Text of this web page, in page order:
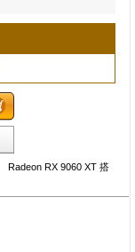
Radeon RX 9060 XT 搭